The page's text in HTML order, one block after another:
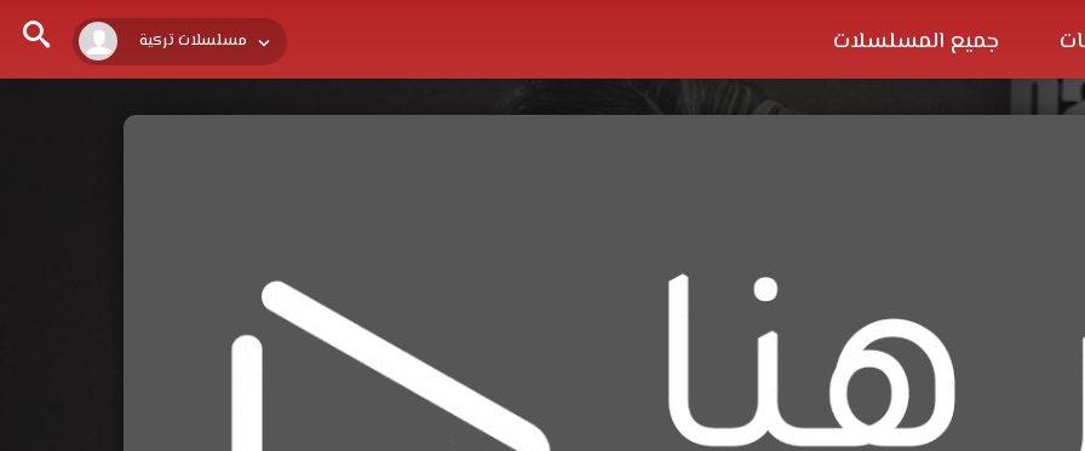
مسلسلات تركية جميع المسلسلات